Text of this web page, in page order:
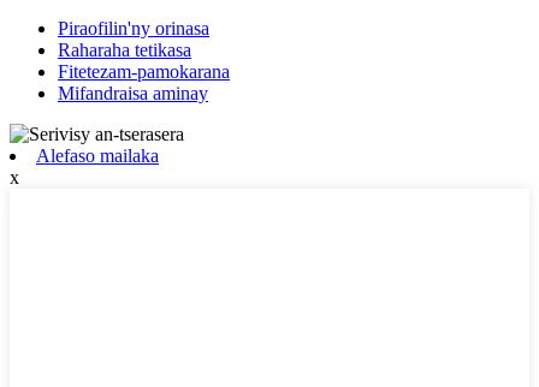
Piraofilin'ny orinasa
Raharaha tetikasa
Fitetezam-pamokarana
Mifandraisa aminay
Alefaso mailaka
x